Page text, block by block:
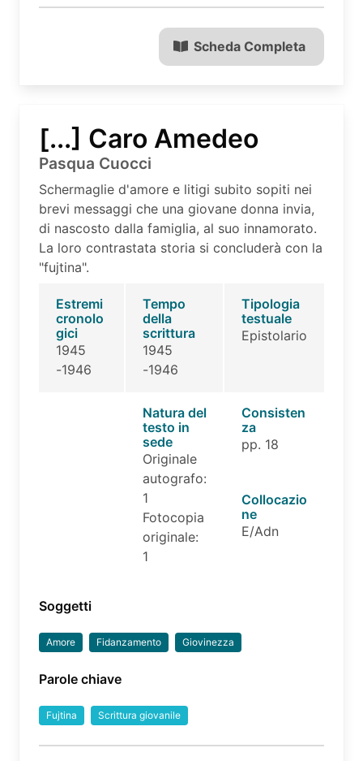
Scheda Completa
[...] Caro Amedeo
Pasqua Cuocci
Schermaglie d'amore e litigi subito sopiti nei
brevi messaggi che una giovane donna invia,
di nascosto dalla famiglia, al suo innamorato.
La loro contrastata storia si concluderà con la
"fujtina".
Estremi
cronolo
gici
1945
-1946
Tempo
della
scrittura
1945
-1946
Tipologia
testuale
Epistolario
Natura del
testo in
sede
Originale
autografo:
1
Fotocopia
originale:
1
Consisten
za
pp. 18
Collocazio
ne
E/Adn
Soggetti
Amore Fidanzamento Giovinezza
Parole chiave
Fujtina Scrittura giovanile